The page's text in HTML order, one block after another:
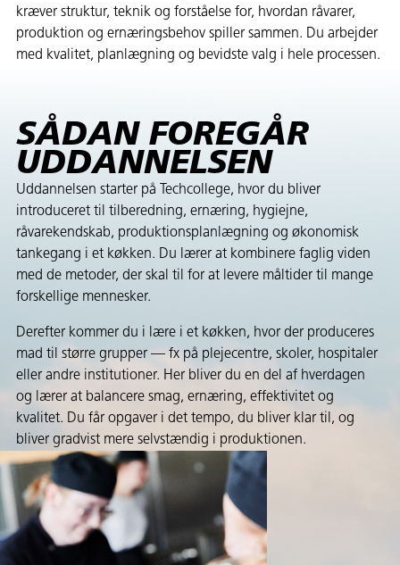
kræver struktur, teknik og forståelse for, hvordan råvarer,
produktion og ernæringsbehov spiller sammen. Du arbejder
med kvalitet, planlægning og bevidste valg i hele processen.
SÅDAN FOREGÅR
UDDANNELSEN
Uddannelsen starter på Techcollege, hvor du bliver
introduceret til tilberedning, ernæring, hygiejne,
råvarekendskab, produktionsplanlægning og økonomisk
tankegang i et køkken. Du lærer at kombinere faglig viden
med de metoder, der skal til for at levere måltider til mange
forskellige mennesker.
Derefter kommer du i lære i et køkken, hvor der produceres
mad til større grupper — fx på plejecentre, skoler, hospitaler
eller andre institutioner. Her bliver du en del af hverdagen
og lærer at balancere smag, ernæring, effektivitet og
kvalitet. Du får opgaver i det tempo, du bliver klar til, og
bliver gradvist mere selvstændig i produktionen.